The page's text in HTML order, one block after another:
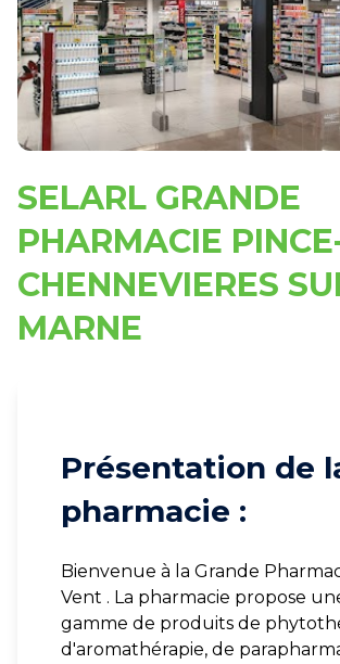
SELARL GRANDE
PHARMACIE
CHENNEVIERES
MARNE
Présentation de
pharmacie :
Bienvenue à la Grande
Vent . La pharmacie propose
gamme de produits de
d'aromathérapie, de